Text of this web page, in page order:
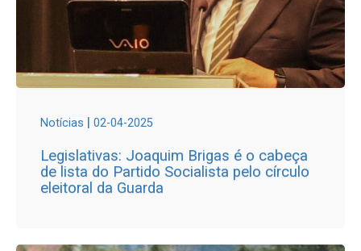
Notícias | 02-04-2025
Legislativas: Joaquim Brigas é o cabeça
de lista do Partido Socialista pelo círculo
eleitoral da Guarda